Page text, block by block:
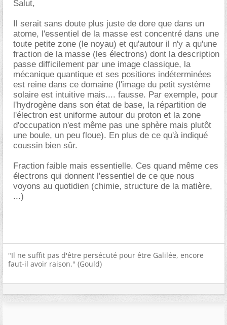
Salut,
Il serait sans doute plus juste de dore que dans un
atome, l'essentiel de la masse est concentré dans une
toute petite zone (le noyau) et qu'autour il n'y a qu'une
fraction de la masse (les électrons) dont la description
passe difficilement par une image classique, la
mécanique quantique et ses positions indéterminées
est reine dans ce domaine (l'image du petit système
solaire est intuitive mais.... fausse. Par exemple, pour
l'hydrogène dans son état de base, la répartition de
l'électron est uniforme autour du proton et la zone
d'occupation n'est même pas une sphère mais plutôt
une boule, un peu floue). En plus de ce qu'à indiqué
coussin bien sûr.
Fraction faible mais essentielle. Ces quand même ces
électrons qui donnent l'essentiel de ce que nous
voyons au quotidien (chimie, structure de la matière,
...)
"Il ne suffit pas d'être persécuté pour être Galilée, encore
faut-il avoir raison." (Gould)